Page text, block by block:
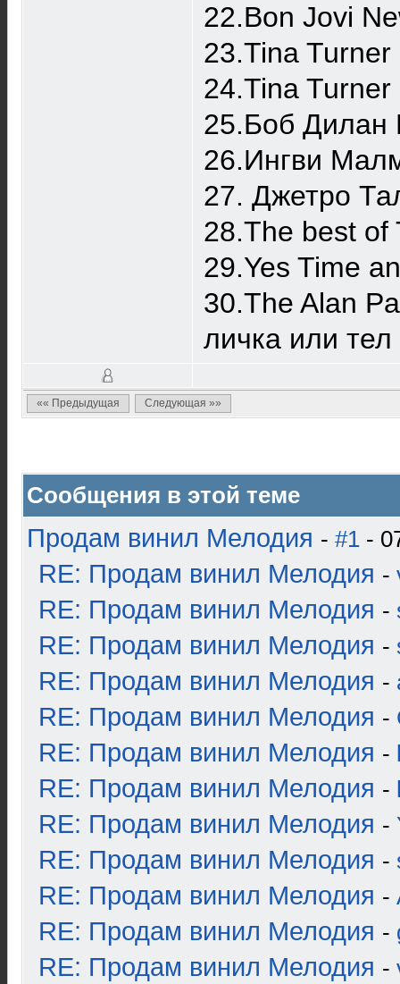
22.Bon Jovi
23.Tina
24.Tina
25.Боб Дилан
26.Ингви
27. Джетро
28.The best of
29.Yes Time
30.The Alan
личка или
«« Предыдущая Следующая »»
Сообщения в этой теме
Продам винил Мелодия - #1 -
RE: Продам винил Мелодия -
RE: Продам винил Мелодия -
RE: Продам винил Мелодия -
RE: Продам винил Мелодия -
RE: Продам винил Мелодия -
RE: Продам винил Мелодия -
RE: Продам винил Мелодия -
RE: Продам винил Мелодия -
RE: Продам винил Мелодия -
RE: Продам винил Мелодия -
RE: Продам винил Мелодия -
RE: Продам винил Мелодия -